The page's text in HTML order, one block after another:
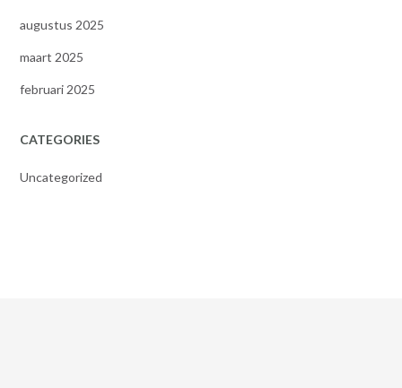
augustus 2025
maart 2025
februari 2025
CATEGORIES
Uncategorized